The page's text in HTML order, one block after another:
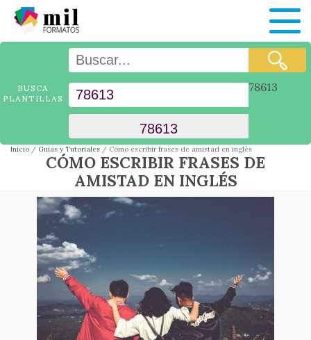
BUSCA
PLANTILLAS
78613
Inicio Guías y Tutoriales Cómo escribir frases de amistad en inglés
CÓMO ESCRIBIR FRASES DE
AMISTAD EN INGLÉS